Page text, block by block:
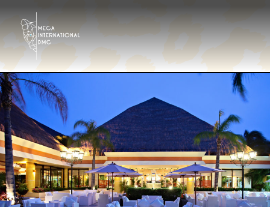
Destinations
Tour operator
Hôtels et centres de villégiature
Galerie Photo